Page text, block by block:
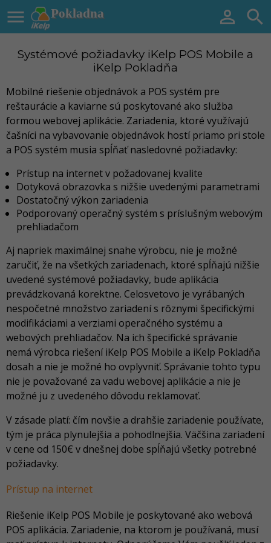
Pokladna
  
Systémové požiadavky iKelp POS Mobile a
iKelp Pokladňa
Mobilné riešenie objednávok a POS systém pre
reštaurácie a kaviarne sú poskytované ako služba
formou webovej aplikácie. Zariadenia, ktoré využívajú
čašníci na vybavovanie objednávok hostí priamo pri stole
a POS systém musia spĺňať nasledovné požiadavky:
Prístup na internet v požadovanej kvalite
Dotyková obrazovka s nižšie uvedenými parametrami
Dostatočný výkon zariadenia
Podporovaný operačný systém s príslušným webovým
prehliadačom
Aj napriek maximálnej snahe výrobcu, nie je možné
zaručiť, že na všetkých zariadenach, ktoré spĺňajú nižšie
uvedené systémové požiadavky, bude aplikácia
prevádzkovaná korektne. Celosvetovo je vyrábaných
nespočetné množstvo zariadení s rôznymi špecifickými
modifikáciami a verziami operačného systému a
webových prehliadačov. Na ich špecifické správanie
nemá výrobca riešení iKelp POS Mobile a iKelp Pokladňa
dosah a nie je možné ho ovplyvniť. Správanie tohto typu
nie je považované za vadu webovej aplikácie a nie je
možné ju z uvedeného dôvodu reklamovať.
V zásade platí: čím novšie a drahšie zariadenie používate,
tým je práca plynulejšia a pohodlnejšia. Väčšina zariadení
v cene od 150€ v dnešnej dobe spĺňajú všetky potrebné
požiadavky.
Prístup na internet
Riešenie iKelp POS Mobile je poskytované ako webová
POS aplikácia. Zariadenie, na ktorom je používaná, musí